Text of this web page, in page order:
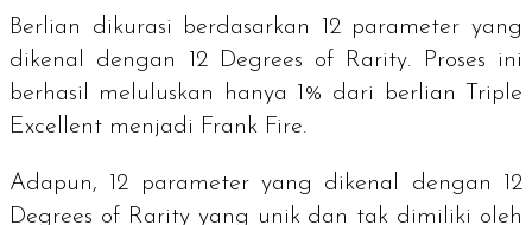
Berlian dikurasi berdasarkan 12 parameter yang
dikenal dengan
12 Degrees of Rarity. Proses ini
berhasil meluluskan hanya 1% dari berlian
Triple
Excellent menjadi Frank Fire.
Adapun, 12 parameter yang dikenal dengan 12
Degrees of Rarityyang unik dan tak dimiliki oleh